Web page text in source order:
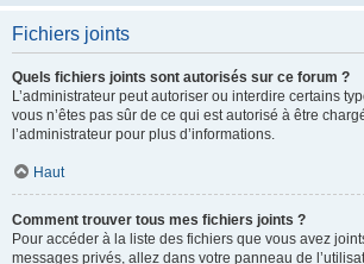
Fichiers joints
Quels fichiers joints sont autorisés sur ce forum ?
L’administrateur peut autoriser ou interdire certains
vous n’êtes pas sûr de ce qui est autorisé à être
l’administrateur pour plus d’informations.
Haut
Comment trouver tous mes fichiers joints ?
Pour accéder à la liste des fichiers que vous avez
messages privés, allez dans votre panneau de